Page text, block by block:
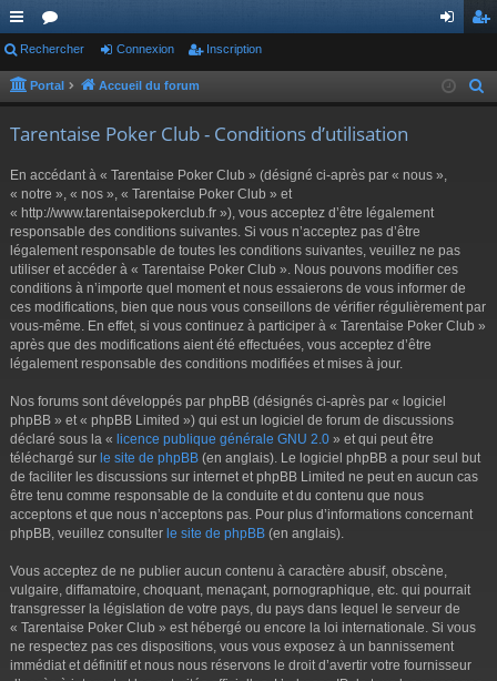
ac
co
s
or
u ne cri
Rechercher Connexion Inscription
Portal Accueil du forum
Tarentaise Poker Club - Conditions d’utilisation
En accédant à « Tarentaise Poker Club » (désigné ci-après par « nous »,
« notre », « nos », « Tarentaise Poker Club » et
« http://www.tarentaisepokerclub.fr »), vous acceptez d’être légalement
responsable des conditions suivantes. Si vous n’acceptez pas d’être
légalement responsable de toutes les conditions suivantes, veuillez ne pas
utiliser et accéder à « Tarentaise Poker Club ». Nous pouvons modifier ces
conditions à n’importe quel moment et nous essaierons de vous informer de
ces modifications, bien que nous vous conseillons de vérifier régulièrement par
vous-même. En effet, si vous continuez à participer à « Tarentaise Poker Club »
après que des modifications aient été effectuées, vous acceptez d’être
légalement responsable des conditions modifiées et mises à jour.
Nos forums sont développés par phpBB (désignés ci-après par « logiciel
phpBB » et « phpBB Limited ») qui est un logiciel de forum de discussions
déclaré sous la « licence publique générale GNU 2.0 » et qui peut être
téléchargé sur le site de phpBB (en anglais). Le logiciel phpBB a pour seul but
de faciliter les discussions sur internet et phpBB Limited ne peut en aucun cas
être tenu comme responsable de la conduite et du contenu que nous
acceptons et que nous n’acceptons pas. Pour plus d’informations concernant
phpBB, veuillez consulter le site de phpBB (en anglais).
Vous acceptez de ne publier aucun contenu à caractère abusif, obscène,
vulgaire, diffamatoire, choquant, menaçant, pornographique, etc. qui pourrait
transgresser la législation de votre pays, du pays dans lequel le serveur de
« Tarentaise Poker Club » est hébergé ou encore la loi internationale. Si vous
ne respectez pas ces dispositions, vous vous exposez à un bannissement
immédiat et définitif et nous nous réservons le droit d’avertir votre fournisseur